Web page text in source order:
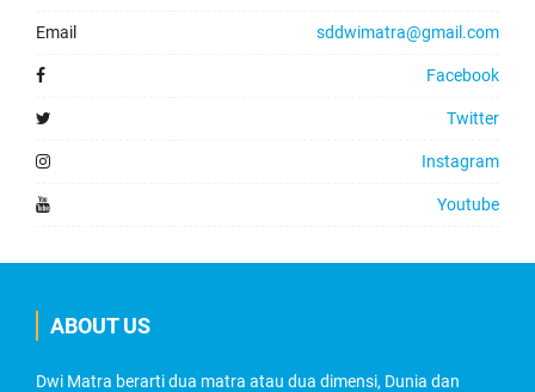
Email sddwimatra@gmail.com
Facebook
Twitter
Instagram
Youtube
ABOUT US
Dwi Matra berarti dua matra atau dua dimensi, Dunia dan